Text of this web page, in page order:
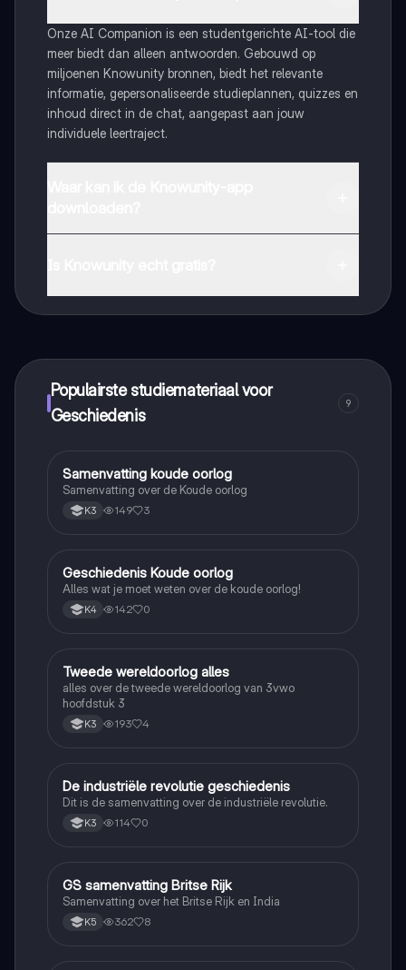
Onze AI Companion is een studentgerichte AI-tool die
meer biedt dan alleen antwoorden. Gebouwd op
miljoenen Knowunity bronnen, biedt het relevante
informatie, gepersonaliseerde studieplannen, quizzes en
inhoud direct in de chat, aangepast aan jouw
individuele leertraject.
Populairste studiemateriaal voor
Geschiedenis
9
Geschiedenis
Samenvatting koude oorlog
Samenvatting over de Koude oorlog
K3 149 3
Geschiedenis
Geschiedenis Koude oorlog
Alles wat je moet weten over de koude oorlog!
K4 142 0
Geschiedenis
Tweede wereldoorlog alles
alles over de tweede wereldoorlog van 3vwo
hoofdstuk 3
K3 193 4
Geschiedenis
De industriële revolutie geschiedenis
Dit is de samenvatting over de industriële revolutie.
K3 114 0
Geschiedenis
GS samenvatting Britse Rijk
Samenvatting over het Britse Rijk en India
K5 362 8